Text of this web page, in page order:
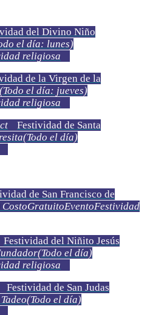
del Divino Niño
el día: lunes)
religiosa
de la Virgen de la
(Todo el día: jueves)
religiosa
Festividad de Santa
(Todo el día)
de San Francisco de
CostoGratuitoEventoFestividad
Festividad del Niñito Jesús
(Todo el día)
religiosa
Festividad de San Judas
(Todo el día)